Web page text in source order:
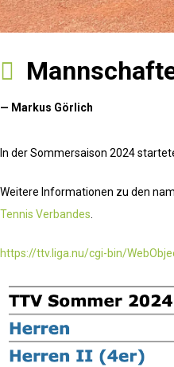
— Markus Görlich
In der Sommersaison 2024
Weitere Informationen zu den
Tennis Verbandes.
https://ttv.liga.nu/cgi-bin/